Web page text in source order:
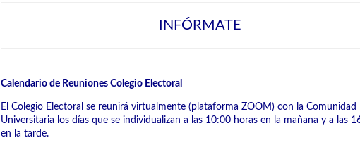
INFÓRMATE
Calendario de Reuniones Colegio Electoral
El Colegio Electoral se reunirá virtualmente (plataforma ZOOM) con la Comunidad
Universitaria los días que se individualizan a las 10:00 horas en la mañana y a las
en la tarde.